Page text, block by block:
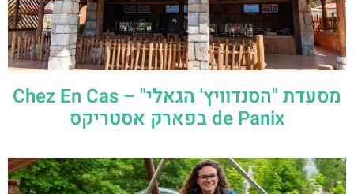
מסעדת "הסנדוויץ' הגאלי" – Chez En Cas
de Panix בפארק אסטריקס